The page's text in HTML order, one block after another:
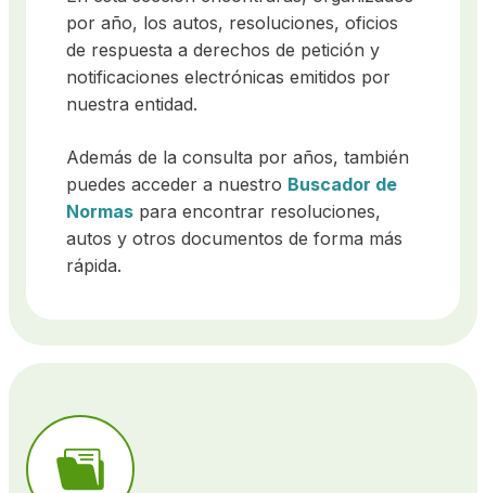
por año, los autos, resoluciones, oficios
de respuesta a derechos de petición y
notificaciones electrónicas emitidos por
nuestra entidad.
Además de la consulta por años, también
puedes acceder a nuestro Buscador de
Normas para encontrar resoluciones,
autos y otros documentos de forma más
rápida.